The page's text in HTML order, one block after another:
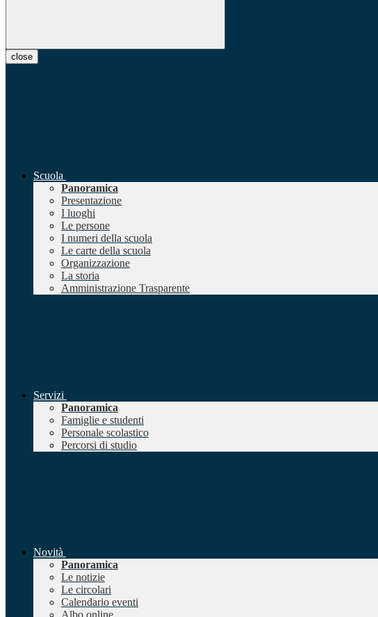
close
Scuola
Panoramica
Presentazione
I luoghi
Le persone
I numeri della scuola
Le carte della scuola
Organizzazione
La storia
Amministrazione Trasparente
Servizi
Panoramica
Famiglie e studenti
Personale scolastico
Percorsi di studio
Novità
Panoramica
Le notizie
Le circolari
Calendario eventi